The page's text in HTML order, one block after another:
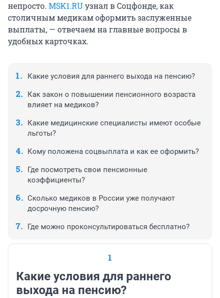
непросто. MSK1.RUузнал в Соцфонде, как
столичным медикам оформить заслуженные
выплаты, — отвечаем на главные вопросы в
удобных карточках.
Какие условия для раннего выхода на пенсию?
Как закон о повышении пенсионного возраста
влияет на медиков?
Какие медицинские специалисты имеют особые
льготы?
Кому положена соцвыплата и как ее оформить?
Где посмотреть свои пенсионные
коэффициенты?
Сколько медиков в России уже получают
досрочную пенсию?
Где можно проконсультироваться бесплатно?
1
Какие условия для раннего
выхода на пенсию?